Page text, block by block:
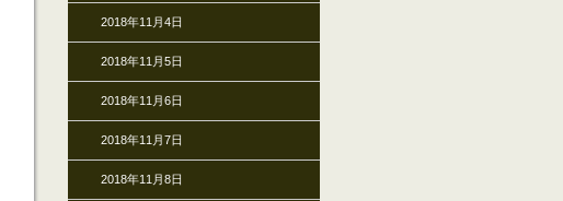
2018年11月4日
2018年11月5日
2018年11月6日
2018年11月7日
2018年11月8日